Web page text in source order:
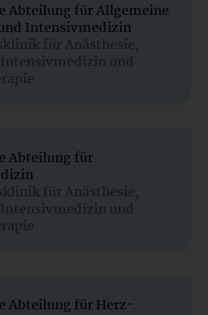
Abteilung für Allgemeine
Intensivmedizin
für Anästhesie,
und
Abteilung für
für Anästhesie,
und
Abteilung für Herz-